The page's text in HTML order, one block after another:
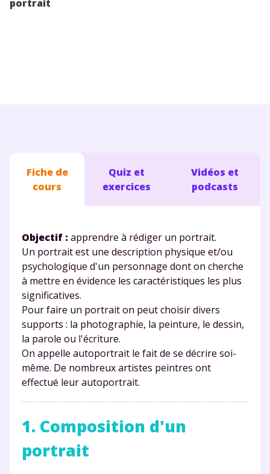
portrait
Fiche de
cours
Quiz et
exercices
Vidéos et
podcasts
Objectif : apprendre à rédiger un portrait.
Un portrait est une description physique et/ou
psychologique d'un personnage dont on cherche
à mettre en évidence les caractéristiques les plus
significatives.
Pour faire un portrait on peut choisir divers
supports : la photographie, la peinture, le dessin,
la parole ou l'écriture.
On appelle autoportrait le fait de se décrire soi-
même. De nombreux artistes peintres ont
effectué leur autoportrait.
1. Composition d'un
portrait